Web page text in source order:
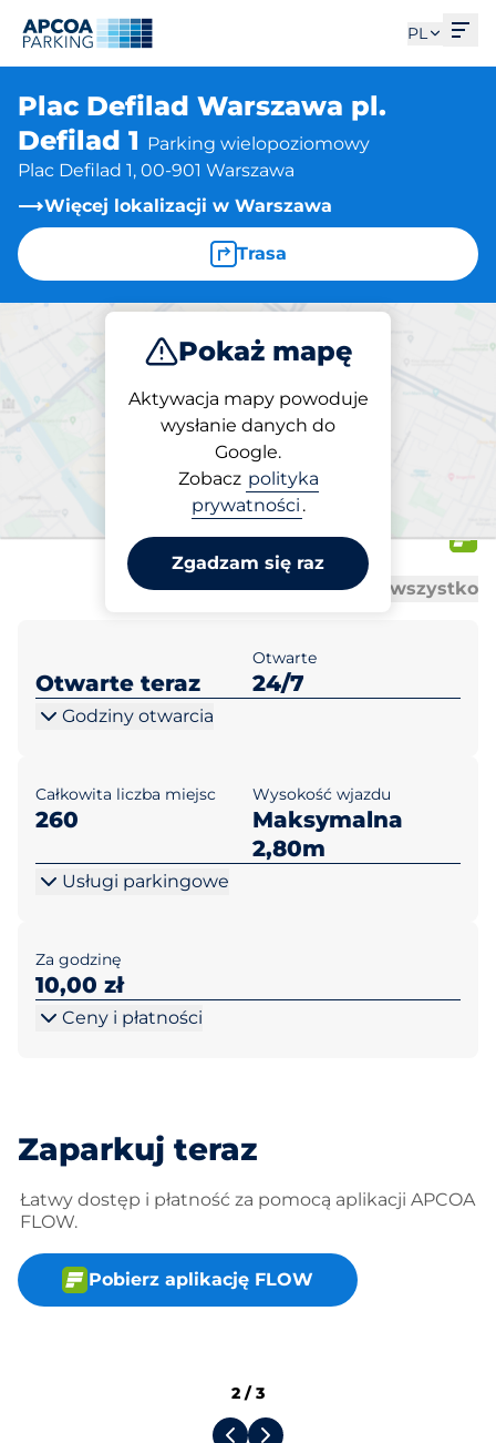
PL
Plac Defilad Warszawa pl.
Defilad 1 Parking wielopoziomowy
Plac Defilad 1, 00-901 Warszawa
Więcej lokalizacji w Warszawa
Trasa
Pokaż mapę
Aktywacja mapy powoduje
wysłanie danych do
Google.
Zobacz polityka
prywatności .
Zgadzam się raz
Parkuj
Parking na miejscu
Plac Defilad Warszawa pl.
Defilad 1
Otwórz wszystkoZamknij wszystko
Otwarte teraz
Otwarte
24/7
Godziny otwarcia
Całkowita liczba miejsc
260
Wysokość wjazdu
Maksymalna
2,80m
Usługi parkingowe
Za godzinę
10,00 zł
Ceny i płatności
Zaparkuj teraz
Łatwy dostęp i płatność za pomocą aplikacji APCOA
FLOW.
Pobierz aplikację FLOW
2 /3